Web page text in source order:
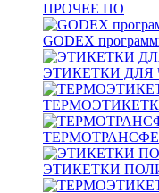
ПРОЧЕЕ ПО
GODEX
ЭТИКЕТКИ ДЛЯ
ЭТИКЕТКИ